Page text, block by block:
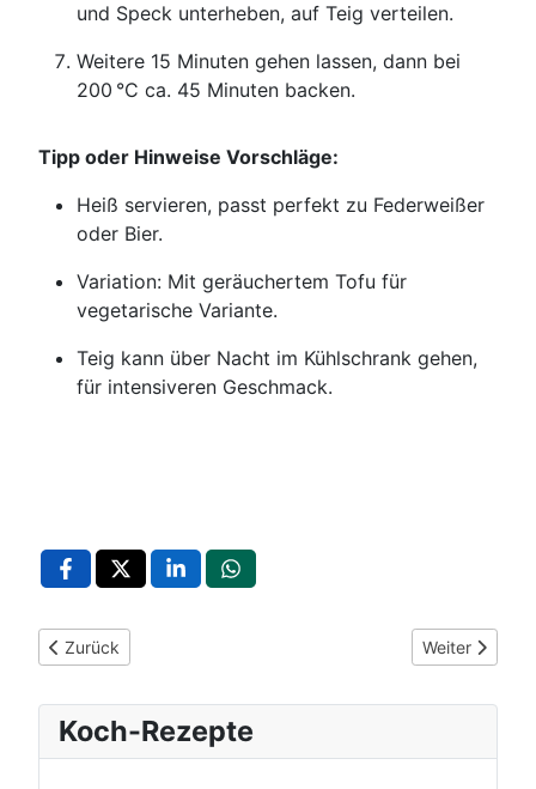
und Speck unterheben, auf Teig verteilen.
Weitere 15 Minuten gehen lassen, dann bei
200 °C ca. 45 Minuten backen.
Tipp oder Hinweise Vorschläge:
Heiß servieren, passt perfekt zu Federweißer
oder Bier.
Variation: Mit geräuchertem Tofu für
vegetarische Variante.
Teig kann über Nacht im Kühlschrank gehen,
für intensiveren Geschmack.
Vorheriger Beitrag: Badischer Zwetschgenkuchen mit Hefe,
Zurück Nächster
Weiter
Koch-Rezepte